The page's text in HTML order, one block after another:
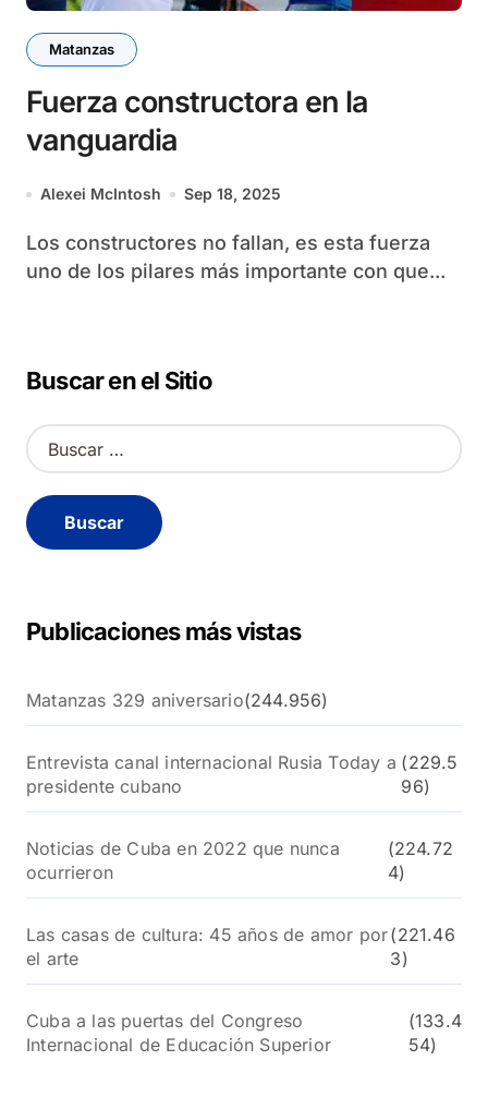
Matanzas
Fuerza constructora en la
vanguardia
Alexei McIntosh Sep 18, 2025
Los constructores no fallan, es esta fuerza
uno de los pilares más importante con que...
Buscar en el Sitio
B
u
c
a
Publicaciones más vistas
Matanzas 329 aniversario(244.956)
Entrevista canal internacional Rusia Today a
presidente cubano
(229.5
96)
Noticias de Cuba en 2022 que nunca
ocurrieron
(224.72
4)
Las casas de cultura: 45 años de amor por
el arte
(221.46
3)
Cuba a las puertas del Congreso
Internacional de Educación Superior
(133.4
54)